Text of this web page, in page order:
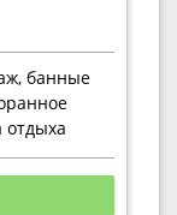
банные
отдыха